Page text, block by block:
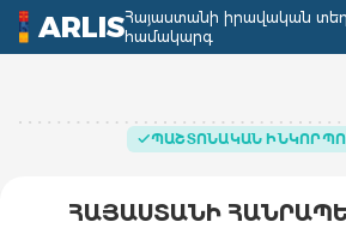
ARLISՀայաստանի իրավական
համակարգ
ՊԱՇՏՈՆԱԿԱՆ
ՀԱՅԱՍՏԱՆԻ